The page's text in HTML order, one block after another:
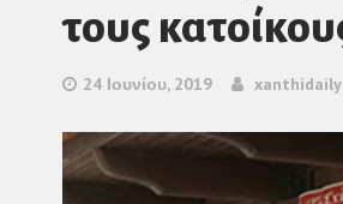
τους
24 Ιουνίου, 2019 xanthidaily